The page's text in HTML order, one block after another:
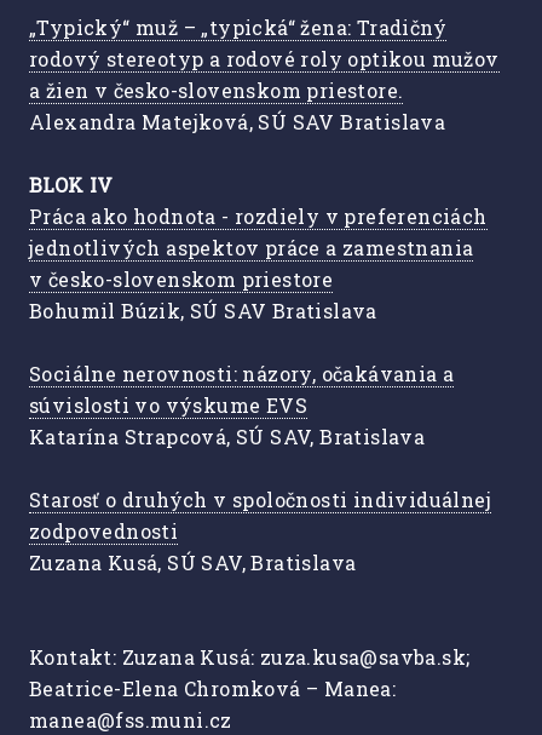
„Typický“ muž – „typická“ žena: Tradičný
rodový stereotyp a rodové roly optikou mužov
a žien v česko-slovenskom priestore.
Alexandra Matejková, SÚ SAV Bratislava
BLOK IV
Práca ako hodnota - rozdiely v preferenciách
jednotlivých aspektov práce a zamestnania
v česko-slovenskom priestore
Bohumil Búzik, SÚ SAV Bratislava
Sociálne nerovnosti: názory, očakávania a
súvislosti vo výskume EVS
Katarína Strapcová, SÚ SAV, Bratislava
Starosť o druhých v spoločnosti individuálnej
zodpovednosti
Zuzana Kusá, SÚ SAV, Bratislava
Kontakt: Zuzana Kusá: zuza.kusa@savba.sk;
Beatrice-Elena Chromková – Manea:
manea@fss.muni.cz